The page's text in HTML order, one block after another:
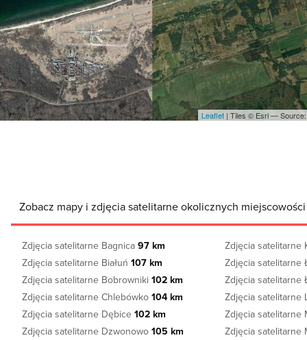
Leaflet | Tiles © Esri — Source:
Zobacz mapy i zdjęcia satelitarne okolicznych
Zdjęcia satelitarne Bagnica 97 km
Zdjęcia satelitarne Białuń 107 km
Zdjęcia satelitarne Bobrowniki 102 km
Zdjęcia satelitarne Chlebówko 104 km
Zdjęcia satelitarne Dębice 102 km
Zdjęcia satelitarne Dzwonowo 105 km
Zdjęcia satelitarne
Zdjęcia satelitarne
Zdjęcia satelitarne
Zdjęcia satelitarne
Zdjęcia satelitarne
Zdjęcia satelitarne